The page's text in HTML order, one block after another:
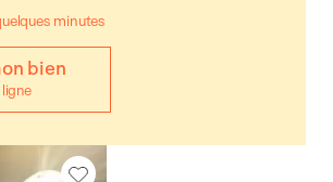
minutes
bien